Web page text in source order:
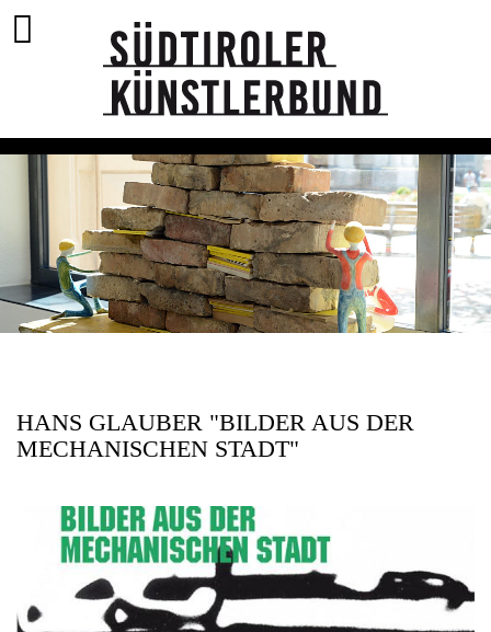
HANS GLAUBER "BILDER AUS DER
MECHANISCHEN STADT"